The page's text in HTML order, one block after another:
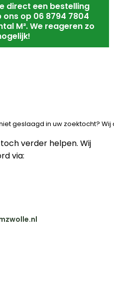
direct een bestelling
op 06 8794 7804
M². We reageren zo
geslaagd in uw zoektocht?
verder helpen. Wij
via: